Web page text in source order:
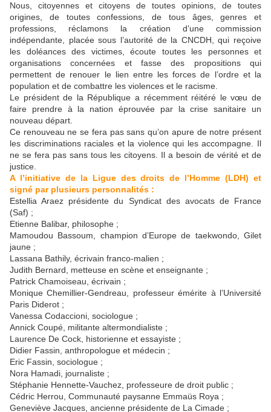
Nous, citoyennes et citoyens de toutes opinions, de toutes
origines, de toutes confessions, de tous âges, genres et
professions, réclamons la création d’une commission
indépendante, placée sous l’autorité de la CNCDH, qui reçoive
les doléances des victimes, écoute toutes les personnes et
organisations concernées et fasse des propositions qui
permettent de renouer le lien entre les forces de l’ordre et la
population et de combattre les violences et le racisme.
Le président de la République a récemment réitéré le vœu de
faire prendre à la nation éprouvée par la crise sanitaire un
nouveau départ.
Ce renouveau ne se fera pas sans qu’on apure de notre présent
les discriminations raciales et la violence qui les accompagne. Il
ne se fera pas sans tous les citoyens. Il a besoin de vérité et de
justice.
A l’initiative de la Ligue des droits de l’Homme (LDH) et
signé par plusieurs personnalités :
Estellia Araez présidente du Syndicat des avocats de France
(Saf) ;
Etienne Balibar, philosophe ;
Mamoudou Bassoum, champion d’Europe de taekwondo, Gilet
jaune ;
Lassana Bathily, écrivain franco-malien ;
Judith Bernard, metteuse en scène et enseignante ;
Patrick Chamoiseau, écrivain ;
Monique Chemillier-Gendreau, professeur émérite à l’Université
Paris Diderot ;
Vanessa Codaccioni, sociologue ;
Annick Coupé, militante altermondialiste ;
Laurence De Cock, historienne et essayiste ;
Didier Fassin, anthropologue et médecin ;
Eric Fassin, sociologue ;
Nora Hamadi, journaliste ;
Stéphanie Hennette-Vauchez, professeure de droit public ;
Cédric Herrou, Communauté paysanne Emmaüs Roya ;
Geneviève Jacques, ancienne présidente de La Cimade ;